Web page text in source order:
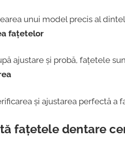
unui model precis al
fațetelor
ajustare și probă, fațetele
și ajustarea perfectă a
fațetele dentare